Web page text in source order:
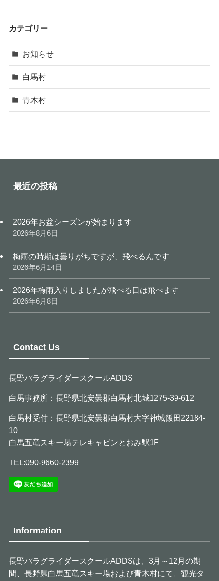
カテゴリー
お知らせ
白馬村
青木村
最近の投稿
2026年お盆シーズンが始まります
2026年8月6日
梅雨の時期は曇りがちですが、飛べるんです
2026年6月14日
2026年梅雨入りしましたが飛べる日は飛べます
2026年6月8日
Contact Us
長野パラグライダースクールADDS
白馬事務所：長野県北安曇郡白馬村北城1275-39-612
白馬村受付：長野県北安曇郡白馬村大字神城飯田22184-
10
白馬五竜スキー場テレキャビンとおみ駅1F
TEL:090-9660-2399
Information
長野パラグライダースクールADDSは、3月～12月の期
間、長野県白馬五竜スキー場および青木村にて、観光タ